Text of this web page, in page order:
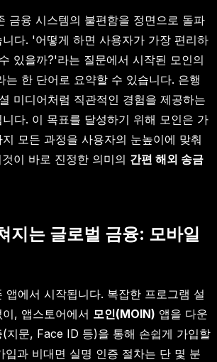
금융 시스템의 불편함을 정면으로 돌파
다. '어떻게 하면 사용자가 가장 편리하
있을까?'라는 질문에서 시작된 모인의
는 한 단어로 요약할 수 있습니다. 은행
미디어처럼 직관적인 경험을 제공하는
다. 이 목표를 달성하기 위해 모인은 가
모든 과정을 사용자의 눈높이에 맞춰
이 바로 진정한 의미의 간편 해외 송금
지는 글로벌 금융: 모바일
앱에서 시작됩니다. 복잡한 프로그램 설
, 앱스토어에서 모인(MOIN) 앱을 다운
지문, Face ID 등)을 통해 손쉽게 가입할
입과 비대면 실명 인증 절차는 단 몇 분